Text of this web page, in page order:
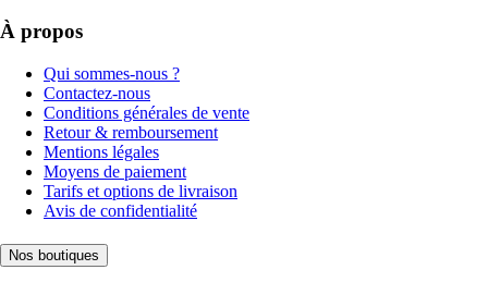
À propos
Qui sommes-nous ?
Contactez-nous
Conditions générales de vente
Retour & remboursement
Mentions légales
Moyens de paiement
Tarifs et options de livraison
Avis de confidentialité
Nos boutiques